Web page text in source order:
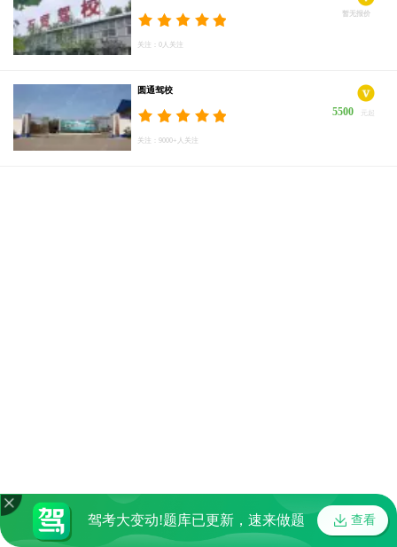
暂无报价
关注：0人关注
圆通驾校
5500 元起
关注：9000+人关注
驾考大变动!题库已更新，速来做题 查看